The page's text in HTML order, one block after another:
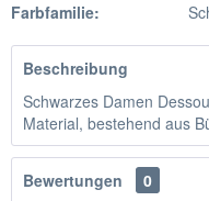
Farbfamilie:
Beschreibung
Schwarzes Damen
Material, bestehend aus
Bewertungen
0